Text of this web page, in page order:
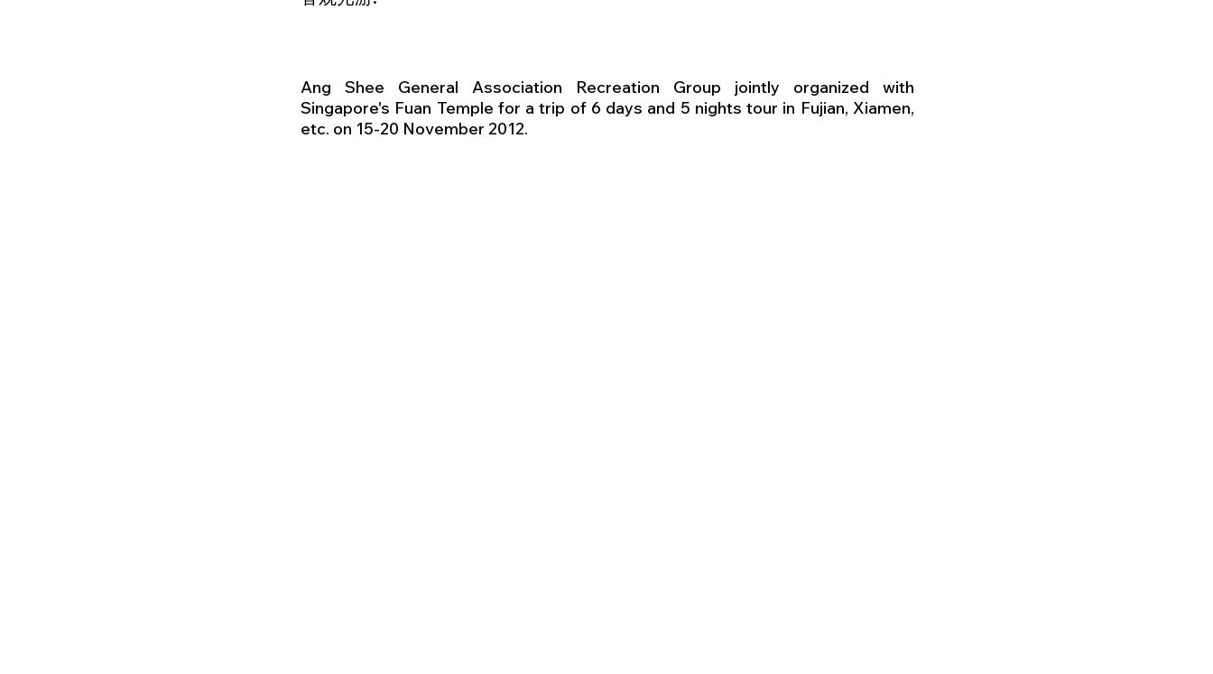
Ang Shee General Association Recreation Group jointly organized with
Singapore's Fuan Temple for a trip of 6 days and 5 nights tour in Fujian, Xiamen,
etc. on 15-20 November 2012.